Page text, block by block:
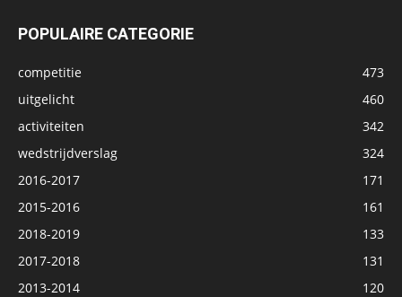
POPULAIRE CATEGORIE
competitie
473
uitgelicht
460
activiteiten
342
wedstrijdverslag
324
2016-2017
171
2015-2016
161
2018-2019
133
2017-2018
131
2013-2014
120